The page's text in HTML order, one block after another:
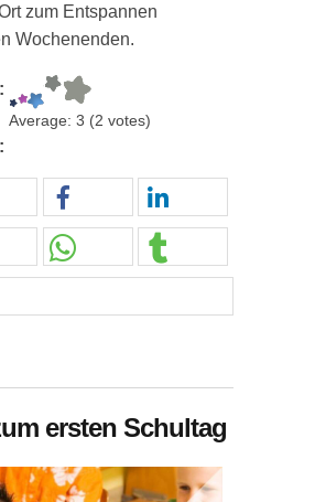
zum Entspannen
Wochenenden.
Average: 3 (2 votes)
ersten Schultag